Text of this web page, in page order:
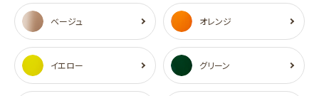
ベージュ オレンジ
イエロー グリーン